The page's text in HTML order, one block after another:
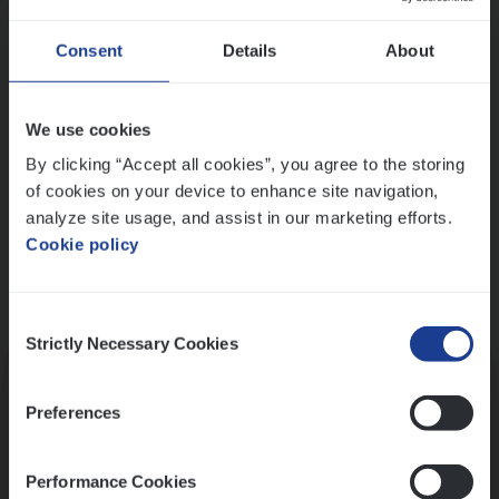
Consent Details About
We use cookies
By clicking “Accept all cookies”, you agree to the storing
of cookies on your device to enhance site navigation,
analyze site usage, and assist in our marketing efforts.
Cookie policy
Selection
Strictly Necessary Cookies
Preferences
Performance Cookies
Ons sollicitatieproces